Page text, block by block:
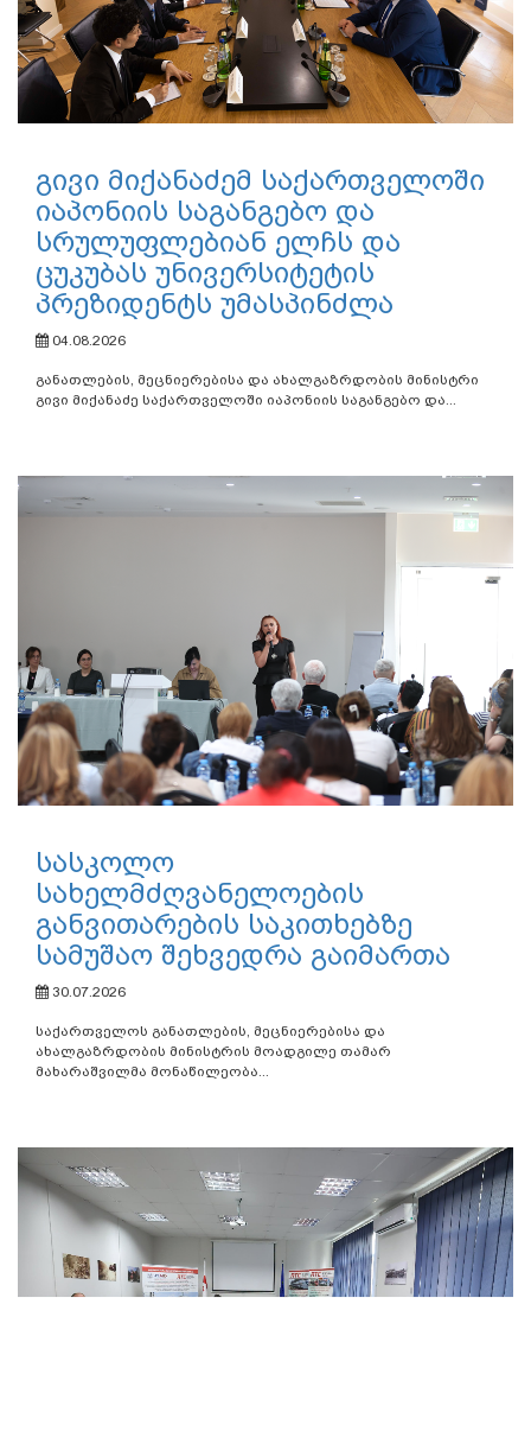
გივი მიქანაძემ საქართველოში
იაპონიის საგანგებო და
სრულუფლებიან ელჩს და
ცუკუბას უნივერსიტეტის
პრეზიდენტს უმასპინძლა
04.08.2026
განათლების, მეცნიერებისა და ახალგაზრდობის მინისტრი
გივი მიქანაძე საქართველოში იაპონიის საგანგებო და...
სასკოლო
სახელმძღვანელოების
განვითარების საკითხებზე
სამუშაო შეხვედრა გაიმართა
30.07.2026
საქართველოს განათლების, მეცნიერებისა და
ახალგაზრდობის მინისტრის მოადგილე თამარ
მახარაშვილმა მონაწილეობა...